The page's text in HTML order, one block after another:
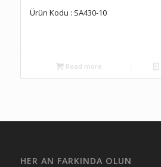
Ürün Kodu : SA430-10
Read more
HER AN FARKINDA OLUN